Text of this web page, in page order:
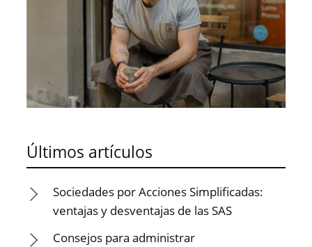
Últimos artículos
Sociedades por Acciones Simplificadas:
ventajas y desventajas de las SAS
Consejos para administrar